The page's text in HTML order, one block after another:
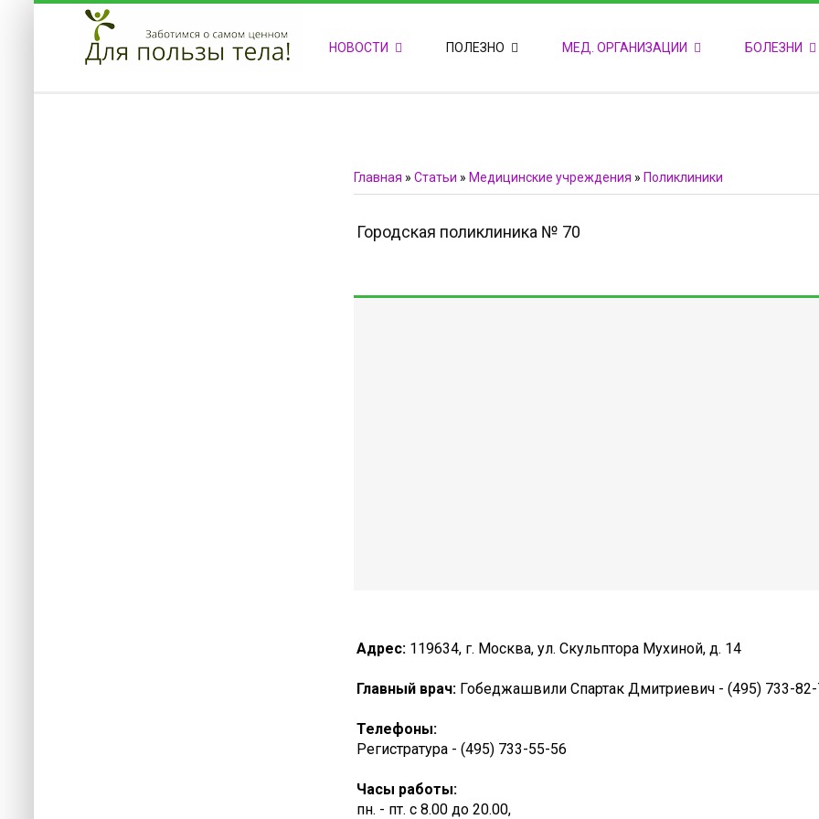
ПРИВЕТСТВУЕМ НА НАШЕМ САЙТЕ
Блок скоро обновится
ПОПУЛЯРНЫЕ НОВОСТИ
НОВОСТИ ПОЛЕЗНО МЕД. ОРГАНИЗАЦИИ БОЛЕЗНИ
Главная » Статьи » Медицинские учреждения » Поликлиники
Городская поликлиника № 70
Адрес: 119634, г. Москва, ул. Скульптора Мухиной, д. 14
Главный врач: Гобеджашвили Спартак Дмитриевич - (495) 733-
Телефоны:
Регистратура - (495) 733-55-56
Часы работы:
пн. - пт. с 8.00 до 20.00,